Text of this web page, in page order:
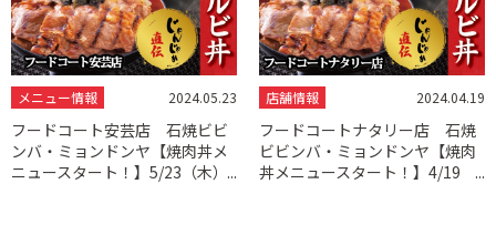
メニュー情報 2024.05.23
フードコート安芸店 石焼ビビ
ンバ・ミョンドンヤ【焼肉丼メ
ニュースタート！】5/23（木）
店舗情報 2024.04.19
フードコートナタリー店 石焼
ビビンバ・ミョンドンヤ【焼肉
丼メニュースタート！】4/19